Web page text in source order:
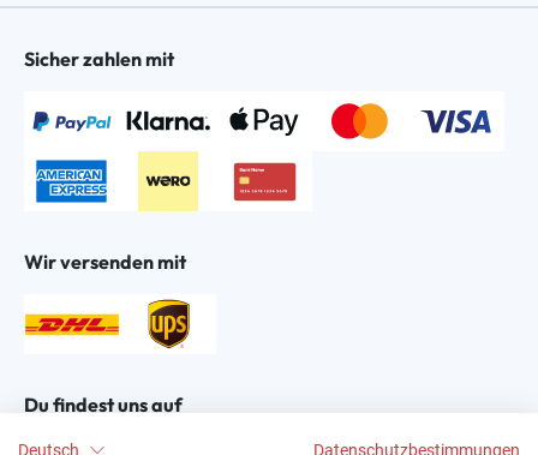
Deutsch Datenschutzbestimmungen
Sicher zahlen mit
Wir versenden mit
Du findest uns auf